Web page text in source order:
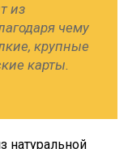
из
чему
крупные
карты.
натуральной